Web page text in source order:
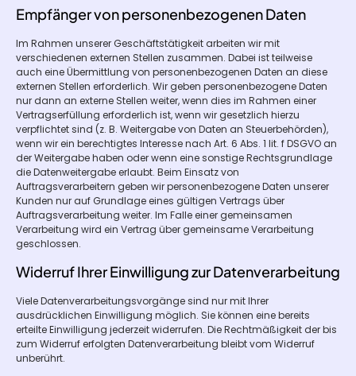
Empfänger von personenbezogenen Daten
Im Rahmen unserer Geschäftstätigkeit arbeiten wir mit
verschiedenen externen Stellen zusammen. Dabei ist teilweise
auch eine Übermittlung von personenbezogenen Daten an diese
externen Stellen erforderlich. Wir geben personenbezogene Daten
nur dann an externe Stellen weiter, wenn dies im Rahmen einer
Vertragserfüllung erforderlich ist, wenn wir gesetzlich hierzu
verpflichtet sind (z. B. Weitergabe von Daten an Steuerbehörden),
wenn wir ein berechtigtes Interesse nach Art. 6 Abs. 1 lit. f DSGVO an
der Weitergabe haben oder wenn eine sonstige Rechtsgrundlage
die Datenweitergabe erlaubt. Beim Einsatz von
Auftragsverarbeitern geben wir personenbezogene Daten unserer
Kunden nur auf Grundlage eines gültigen Vertrags über
Auftragsverarbeitung weiter. Im Falle einer gemeinsamen
Verarbeitung wird ein Vertrag über gemeinsame Verarbeitung
geschlossen.
Widerruf Ihrer Einwilligung zur Datenverarbeitung
Viele Datenverarbeitungsvorgänge sind nur mit Ihrer
ausdrücklichen Einwilligung möglich. Sie können eine bereits
erteilte Einwilligung jederzeit widerrufen. Die Rechtmäßigkeit der bis
zum Widerruf erfolgten Datenverarbeitung bleibt vom Widerruf
unberührt.